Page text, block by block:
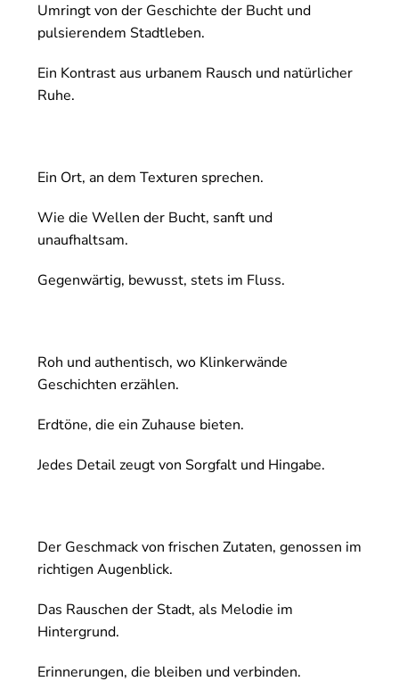
Umringt von der Geschichte der Bucht und
pulsierendem Stadtleben.
Ein Kontrast aus urbanem Rausch und natürlicher
Ruhe.
Ein Ort, an dem Texturen sprechen.
Wie die Wellen der Bucht, sanft und
unaufhaltsam.
Gegenwärtig, bewusst, stets im Fluss.
Roh und authentisch, wo Klinkerwände
Geschichten erzählen.
Erdtöne, die ein Zuhause bieten.
Jedes Detail zeugt von Sorgfalt und Hingabe.
Der Geschmack von frischen Zutaten, genossen im
richtigen Augenblick.
Das Rauschen der Stadt, als Melodie im
Hintergrund.
Erinnerungen, die bleiben und verbinden.